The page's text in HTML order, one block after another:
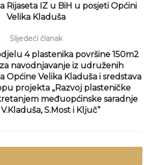
Rijaseta IZ u BiH u posjeti Općini
Velika Kladuša
Slijedeći članak
4 plastenika površine 150m2
navodnjavanje iz udruženih
Općine Velika Kladuša i sredstava
projekta „Razvoj plasteničke
međuopćinske saradnje
S.Most i Ključ“